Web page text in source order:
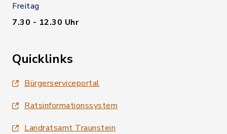
Freitag
7.30 - 12.30 Uhr
Quicklinks
Bürgerserviceportal
Ratsinformationssystem
Landratsamt Traunstein